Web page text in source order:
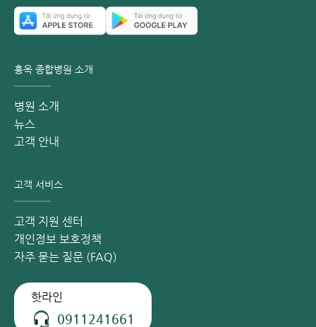
홍옥 종합병원 소개
병원 소개
뉴스
고객 안내
고객 서비스
고객 지원 센터
개인정보 보호정책
자주 묻는 질문 (FAQ)
핫라인
0911241661